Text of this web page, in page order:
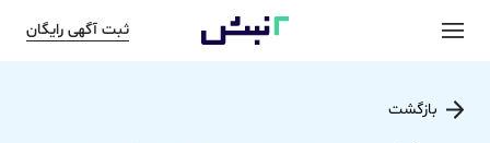
ثبت آگهی رایگان
بازگشت